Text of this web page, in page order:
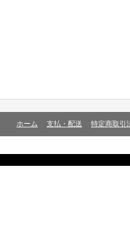
ホーム 支払・配送 特定商取引